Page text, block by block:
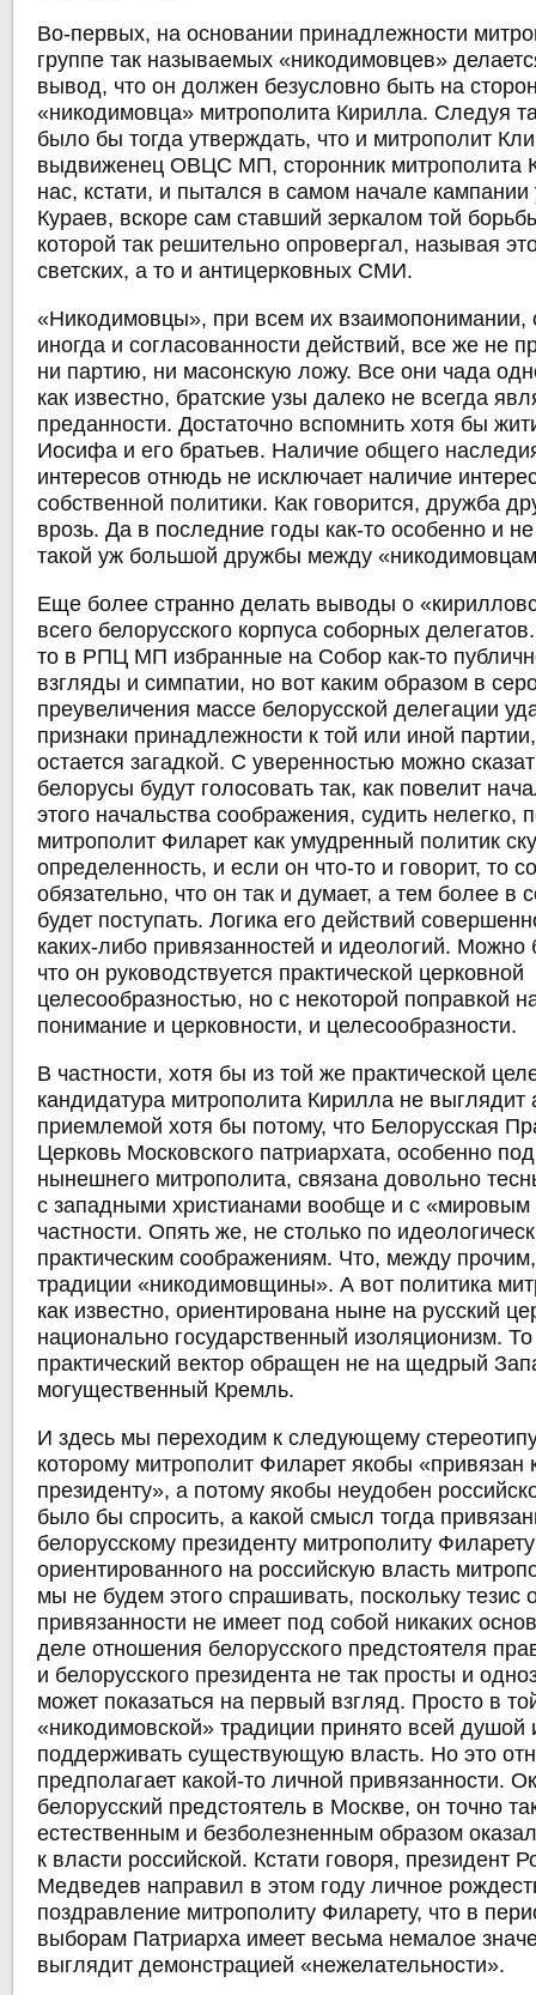
Во-первых, на основании принадлежности
группе так называемых «никодимовцев»
вывод, что он должен безусловно быть на
«никодимовца» митрополита Кирилла. Следуя
было бы тогда утверждать, что и митрополит
выдвиженец ОВЦС МП, сторонник митрополита
нас, кстати, и пытался в самом начале
Кураев, вскоре сам ставший зеркалом той
которой так решительно опровергал, называя
светских, а то и антицерковных СМИ.
«Никодимовцы», при всем их
иногда и согласованности действий, все же не
ни партию, ни масонскую ложу. Все они чада
как известно, братские узы далеко не всегда
преданности. Достаточно вспомнить хотя бы
Иосифа и его братьев. Наличие общего
интересов отнюдь не исключает наличие
собственной политики. Как говорится, дружба
врозь. Да в последние годы как-то особенно и
такой уж большой дружбы между
Еще более странно делать выводы о
всего белорусского корпуса соборных
то в РПЦ МП избранные на Собор как-то
взгляды и симпатии, но вот каким образом в
преувеличения массе белорусской делегации
признаки принадлежности к той или иной
остается загадкой. С уверенностью можно
белорусы будут голосовать так, как повелит
этого начальства соображения, судить нелегко,
митрополит Филарет как умудренный политик
определенность, и если он что-то и говорит, то
обязательно, что он так и думает, а тем более в
будет поступать. Логика его действий
каких-либо привязанностей и идеологий. Можно
что он руководствуется практической церковной
целесообразностью, но с некоторой поправкой
понимание и церковности, и целесообразности.
В частности, хотя бы из той же практической
кандидатура митрополита Кирилла не выглядит
приемлемой хотя бы потому, что Белорусская
Церковь Московского патриархата, особенно
нынешнего митрополита, связана довольно
с западными христианами вообще и с
частности. Опять же, не столько по
практическим соображениям. Что, между
традиции «никодимовщины». А вот политика
как известно, ориентирована ныне на русский
национально государственный изоляционизм. То
практический вектор обращен не на щедрый
могущественный Кремль.
И здесь мы переходим к следующему
которому митрополит Филарет якобы «привязан
президенту», а потому якобы неудобен
было бы спросить, а какой смысл тогда
белорусскому президенту митрополиту
ориентированного на российскую власть
мы не будем этого спрашивать, поскольку тезис
привязанности не имеет под собой никаких
деле отношения белорусского предстоятеля
и белорусского президента не так просты и
может показаться на первый взгляд. Просто в
«никодимовской» традиции принято всей душой
поддерживать существующую власть. Но это
предполагает какой-то личной привязанности.
белорусский предстоятель в Москве, он точно
естественным и безболезненным образом
к власти российской. Кстати говоря, президент
Медведев направил в этом году личное
поздравление митрополиту Филарету, что в
выборам Патриарха имеет весьма немалое
выглядит демонстрацией «нежелательности».